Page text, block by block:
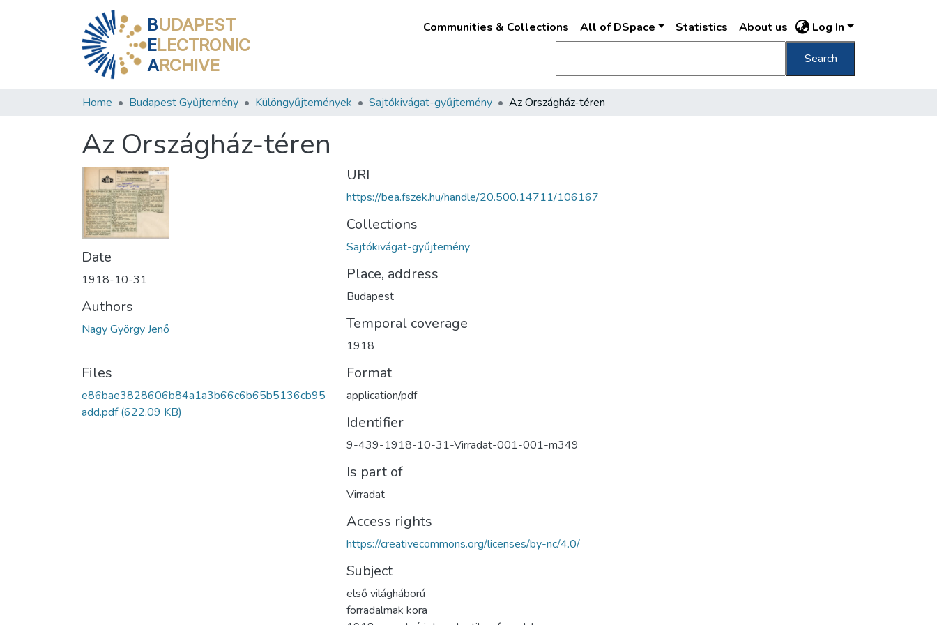
BUDAPEST
ELECTRONIC
ARCHIVE
Communities & Collections All of DSpace Statistics About us Log In
Search
Home Budapest Gyűjtemény Különgyűjtemények Sajtókivágat-gyűjtemény Az Országház-téren
Az Országház-téren
Date
1918-10-31
Authors
Nagy György Jenő
Files
e86bae3828606b84a1a3b66c6b65b5136cb95
add.pdf(622.09 KB)
URI
https://bea.fszek.hu/handle/20.500.14711/106167
Collections
Sajtókivágat-gyűjtemény
Place, address
Budapest
Temporal coverage
1918
Format
application/pdf
Identifier
9-439-1918-10-31-Virradat-001-001-m349
Is part of
Virradat
Access rights
https://creativecommons.org/licenses/by-nc/4.0/
Subject
első világháború
forradalmak kora